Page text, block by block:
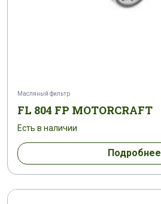
Масляный фильтр
FL 804 FP MOTORCRAFT
Есть в наличии
Подробнее